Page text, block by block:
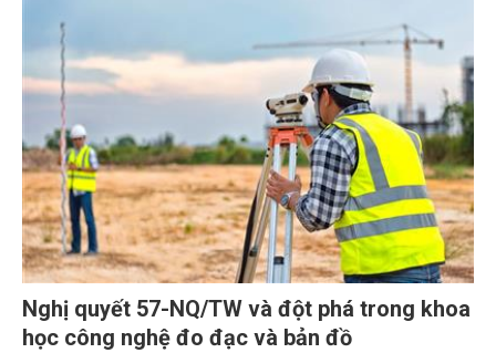
Nghị quyết 57-NQ/TW và đột phá trong khoa
học công nghệ đo đạc và bản đồ